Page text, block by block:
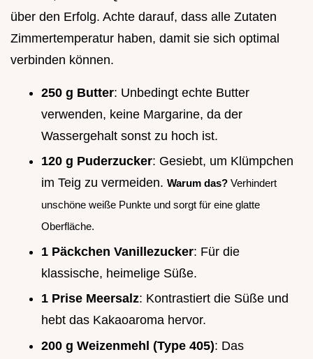
über den Erfolg. Achte darauf, dass alle Zutaten
Zimmertemperatur haben, damit sie sich optimal
verbinden können.
250 g Butter: Unbedingt echte Butter
verwenden, keine Margarine, da der
Wassergehalt sonst zu hoch ist.
120 g Puderzucker: Gesiebt, um Klümpchen
im Teig zu vermeiden. Warum das? Verhindert
unschöne weiße Punkte und sorgt für eine glatte
Oberfläche.
1 Päckchen Vanillezucker: Für die
klassische, heimelige Süße.
1 Prise Meersalz: Kontrastiert die Süße und
hebt das Kakaoaroma hervor.
200 g Weizenmehl (Type 405): Das